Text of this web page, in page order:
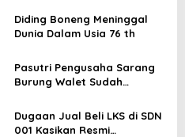
Diding Boneng Meninggal
Dunia Dalam Usia 76 th
Pasutri Pengusaha Sarang
Burung Walet Sudah
Pelapor Desak Polda Jambi
Segera Lakukan Penahanan
Dugaan Jual Beli LKS di SDN
001 Kasikan Resmi